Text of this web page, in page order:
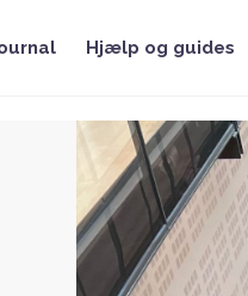
Hjælp og guides